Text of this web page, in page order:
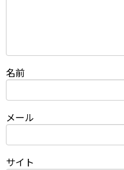
名前
メール
サイト